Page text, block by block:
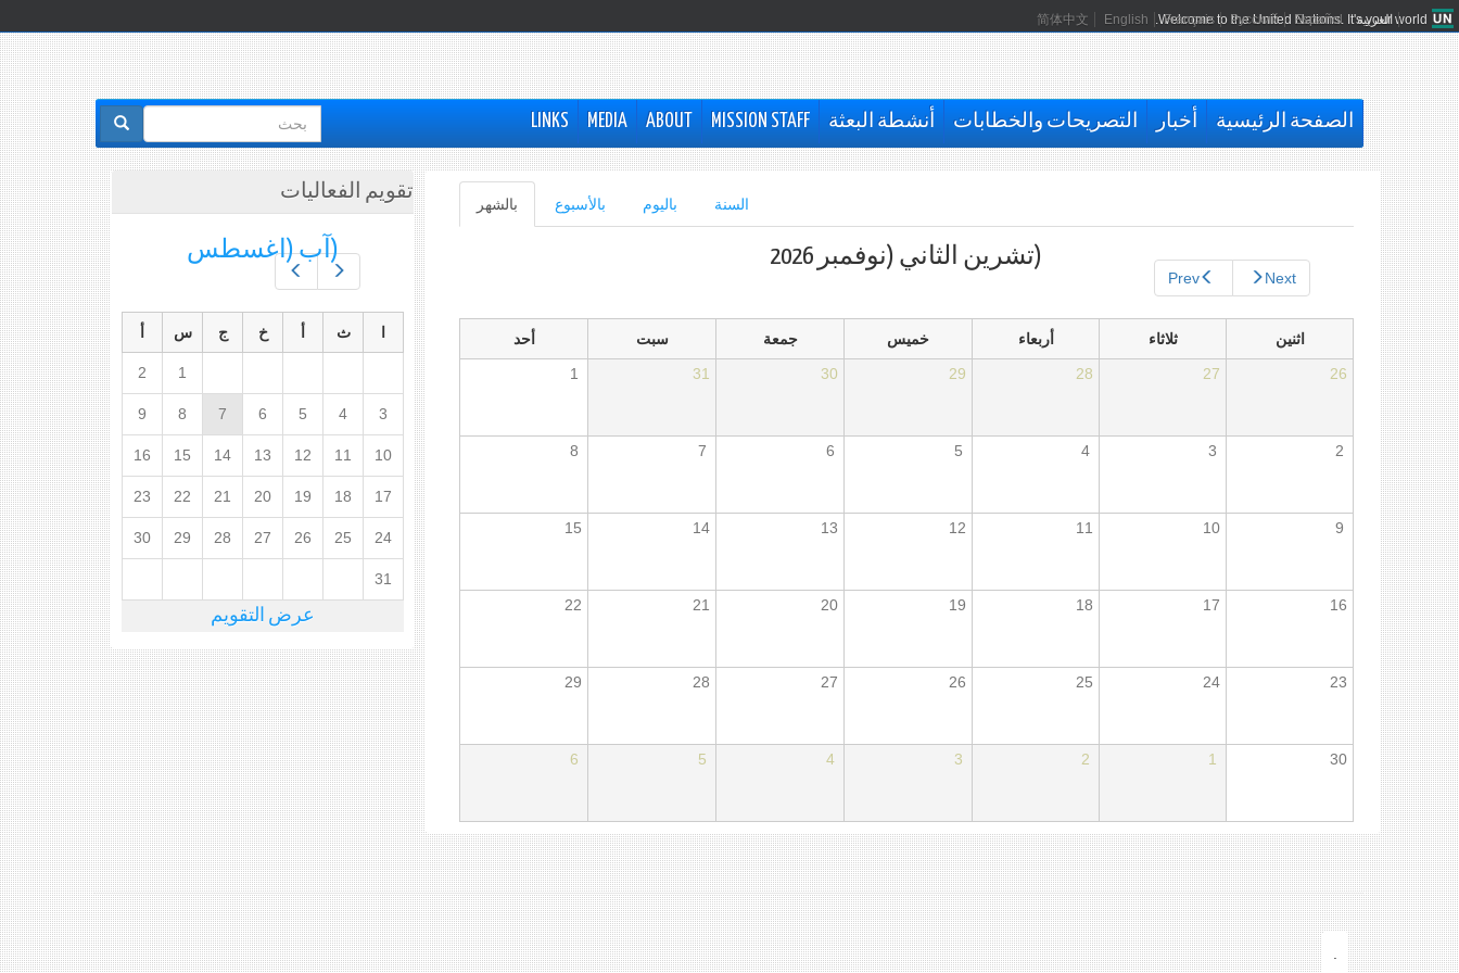
Welcome to the United Nations. It's your world.
العربية 简体中文 English Français Русский Español
الصفحة الرئيسية أخبار التصريحات والخطابات أنشطة البعثة MISSION STAFF
ABOUT
MEDIA
LINKS
استمارة
البحث
الأساسية
بالشهر
التبويب
النشطة)
بالأسبوع باليوم السنة
Prev Next
(تشرين الثاني (نوفمبر 2026
اثنين ثلاثاء أربعاء خميس جمعة سبت
أحد
26
27
28
29
30
31
1
2
3
4
5
6
7
8
9
10
11
12
13
14
15
16
17
18
19
20
21
22
23
24
25
26
27
28
29
30
1
2
3
4
5
6
تقويم الفعاليات
(آب (اغسطس
ث خ ج س
1
2
3
4
5
6
7
8
9
10
11
12
13
14
15
16
17
18
19
20
21
22
23
24
25
26
27
28
29
30
31
عرض التقويم